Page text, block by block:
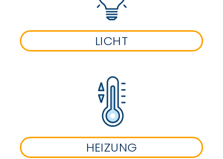
LICHT
HEIZUNG